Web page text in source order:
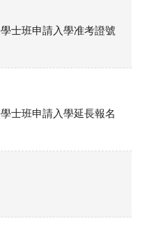
士班申請入學准考證號
士班申請入學延長報名